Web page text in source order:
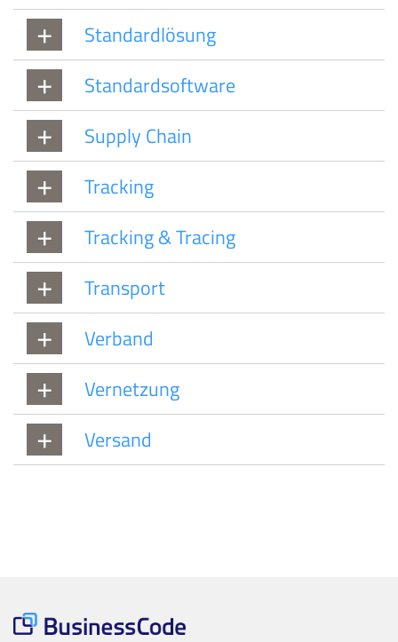
Standardlösung
Standardsoftware
Supply Chain
Tracking
Tracking & Tracing
Transport
Verband
Vernetzung
Versand